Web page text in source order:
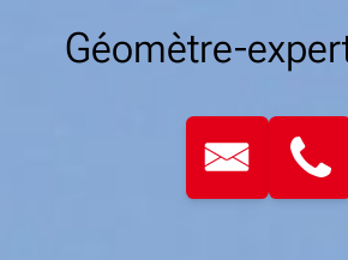
Géomètre-